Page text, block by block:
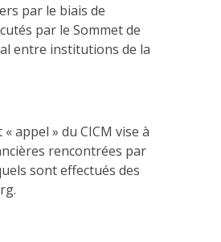
par le biais de
par le Sommet de
entre institutions de la
appel » du CICM vise à
rencontrées par
sont effectués des